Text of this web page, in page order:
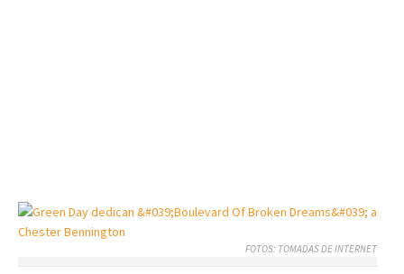
FOTOS: TOMADAS DE INTERNET